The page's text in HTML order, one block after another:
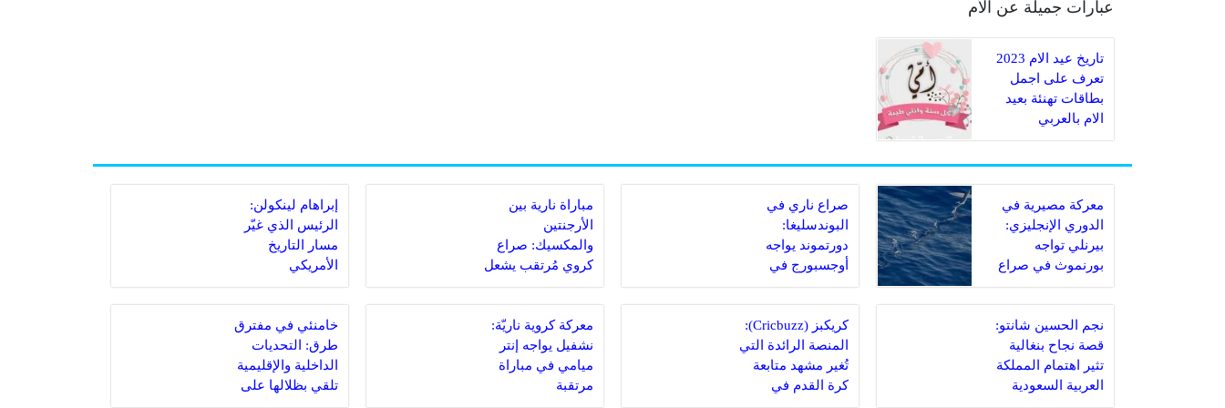
عبارات جميلة عن الأم
تاريخ عيد الام 2023
تعرف على اجمل
بطاقات تهنئة بعيد
الام بالعربي
معركة مصيرية في
الدوري الإنجليزي:
بيرنلي تواجه
بورنموث في صراع
البقاء
صراع ناري في
البوندسليغا:
دورتموند يواجه
أوجسبورج في
مباراة مصيرية
مباراة نارية بين
الأرجنتين
والمكسيك: صراع
كروي مُرتقب يشعل
الملاعب
إبراهام لينكولن:
الرئيس الذي غيّر
مسار التاريخ
الأمريكي
نجم الحسين شانتو:
قصة نجاح بنغالية
تثير اهتمام المملكة
العربية السعودية
كريكبز (Cricbuzz):
المنصة الرائدة التي
تُغير مشهد متابعة
كرة القدم في
السعودية
معركة كروية ناريّة:
نشفيل يواجه إنتر
ميامي في مباراة
مرتقبة
خامنئي في مفترق
طرق: التحديات
الداخلية والإقليمية
تلقي بظلالها على
المرشد الإيراني